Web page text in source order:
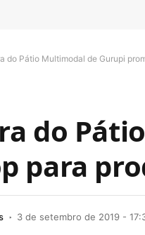
do Pátio Multimodal de Gurupi
do
para
3 de setembro de 2019 -